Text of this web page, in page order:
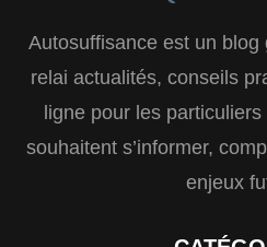
Autosuffisance est un
relai actualités, conseils
ligne pour les
souhaitent s’informer,
enjeux